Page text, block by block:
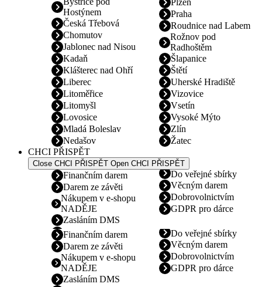
Hostýnem
Česká Třebová
Chomutov
Jablonec nad Nisou
Kadaň
Klášterec nad Ohří
Liberec
Litoměřice
Litomyšl
Lovosice
Mladá Boleslav
Nedašov
Plzeň
Praha
Roudnice nad Labem
Rožnov pod
Radhoštěm
Šlapanice
Štětí
Uherské Hradiště
Vizovice
Vsetín
Vysoké Mýto
Zlín
Žatec
CHCI PŘISPĚT
Close CHCI PŘISPĚT Open CHCI PŘISPĚT
Finančním darem
Darem ze závěti
Nákupem v e-shopu
NADĚJE
Zasláním DMS
Do veřejné sbírky
Věcným darem
Dobrovolnictvím
GDPR pro dárce
Finančním darem
Darem ze závěti
Nákupem v e-shopu
NADĚJE
Zasláním DMS
Do veřejné sbírky
Věcným darem
Dobrovolnictvím
GDPR pro dárce